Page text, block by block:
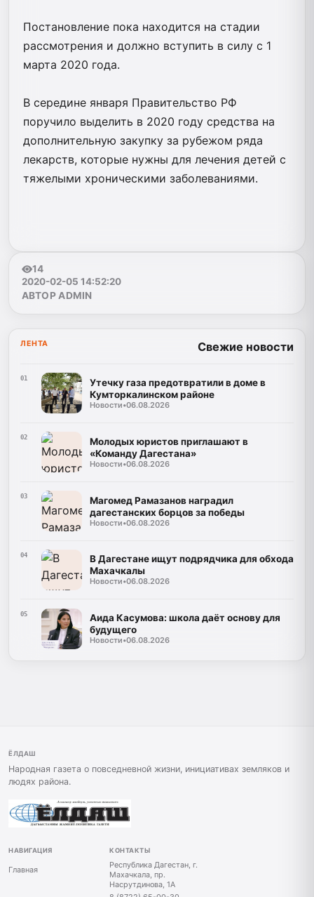
Постановление пока находится на стадии
рассмотрения и должно вступить в силу с 1
марта 2020 года.
В середине января Правительство РФ​
поручило​ выделить в 2020 году средства на
дополнительную закупку за рубежом ряда
лекарств, которые нужны для лечения детей с
тяжелыми хроническими заболеваниями.
14
2020-02-05 14:52:20
АВТОР ADMIN
ЛЕНТА Свежие новости
01
Утечку газа предотвратили в доме в
Кумторкалинском районе
Новости•06.08.2026
02
Молодых юристов приглашают в
«Команду Дагестана»
Новости•06.08.2026
03
Магомед Рамазанов наградил
дагестанских борцов за победы
Новости•06.08.2026
04
В Дагестане ищут подрядчика для обхода
Махачкалы
Новости•06.08.2026
05
Аида Касумова: школа даёт основу для
будущего
Новости•06.08.2026
ЁЛДАШ
Народная газета о повседневной жизни, инициативах земляков и
людях района.
НАВИГАЦИЯ
Главная
КОНТАКТЫ
Республика Дагестан, г.
Махачкала, пр.
Насрутдинова, 1А